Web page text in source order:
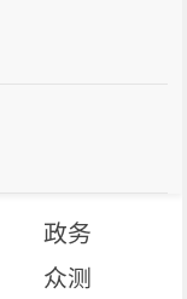
政务
众测